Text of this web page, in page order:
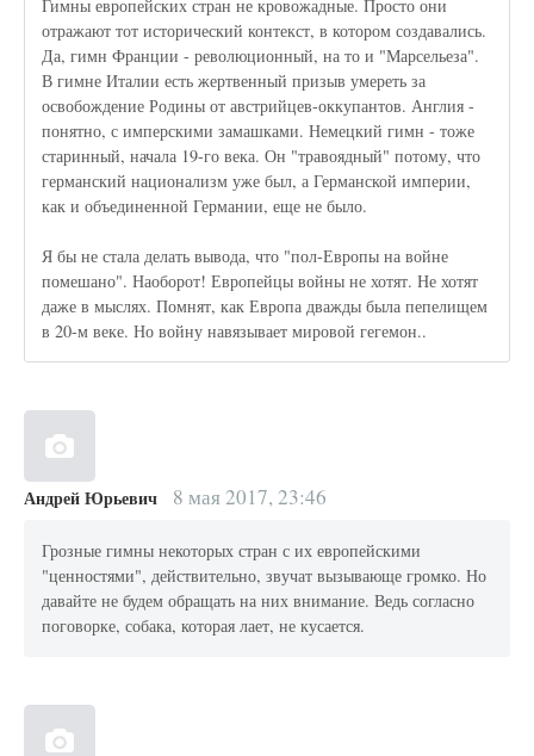
Гимны европейских стран не кровожадные. Просто они
отражают тот исторический контекст, в котором создавались.
Да, гимн Франции - революционный, на то и "Марсельеза".
В гимне Италии есть жертвенный призыв умереть за
освобождение Родины от австрийцев-оккупантов. Англия -
понятно, с имперскими замашками. Немецкий гимн - тоже
старинный, начала 19-го века. Он "травоядный" потому, что
германский национализм уже был, а Германской империи,
как и объединенной Германии, еще не было.
Я бы не стала делать вывода, что "пол-Европы на войне
помешано". Наоборот! Европейцы войны не хотят. Не хотят
даже в мыслях. Помнят, как Европа дважды была пепелищем
в 20-м веке. Но войну навязывает мировой гегемон..
Андрей Юрьевич 8 мая 2017, 23:46
Грозные гимны некоторых стран с их европейскими
"ценностями", действительно, звучат вызывающе громко. Но
давайте не будем обращать на них внимание. Ведь согласно
поговорке, собака, которая лает, не кусается.